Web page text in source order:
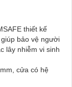
thiết kế
bảo vệ người
lây nhiễm vi sinh
cửa có hệ